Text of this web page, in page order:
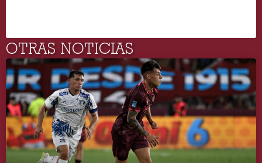
OTRAS NOTICIAS